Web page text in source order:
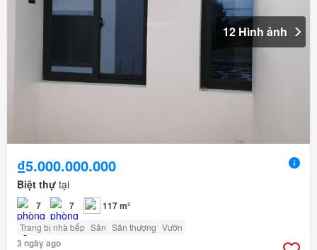
12 Hình ảnh
₫5.000.000.000
Biệt thự tại
7 7 117 m²
Trang bị nhà bếp Sân Sân thượng Vườn
3 ngày ago